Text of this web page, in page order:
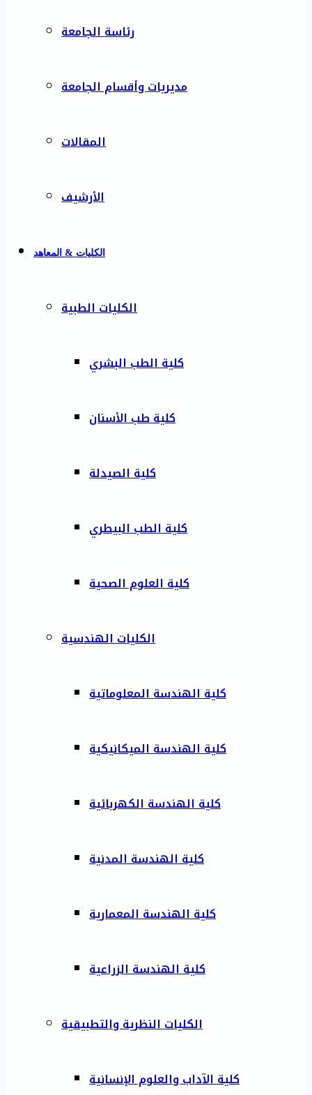
رئاسة الجامعة
مديريات وأقسام الجامعة
المقالات
الأرشيف
الكليات & المعاهد
الكليات الطبية
كلية الطب البشري
كلية طب الأسنان
كلية الصيدلة
كلية الطب البيطري
كلية العلوم الصحية
الكليات الهندسية
كلية الهندسة المعلوماتية
كلية الهندسة الميكانيكية
كلية الهندسة الكهربائية
كلية الهندسة المدنية
كلية الهندسة المعمارية
كلية الهندسة الزراعية
الكليات النظرية والتطبيقية
كلية الآداب والعلوم الإنسانية